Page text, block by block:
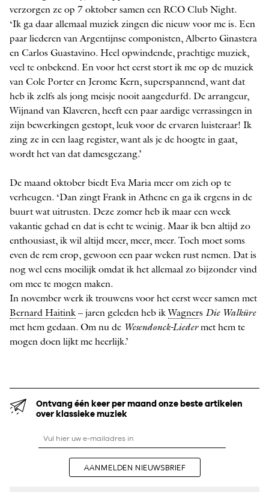
verzorgen ze op 7 oktober samen een RCO Club Night.
‘Ik ga daar allemaal muziek zingen die nieuw voor me is. Een
paar liederen van Argentijnse componisten, Alberto ­Ginastera
en Carlos Guastavino. Heel opwindende, prachtige muziek,
veel te onbekend. En voor het eerst stort ik me op de muziek
van Cole Porter en Jerome Kern, superspannend, want dat
heb ik zelfs als jong meisje nooit aangedurfd. De arrangeur,
Wijnand van Klaveren, heeft een paar aardige verrassingen in
zijn bewerkingen gestopt, leuk voor de ervaren luisteraar! Ik
zing ze in een laag register, want als je de hoogte in gaat,
wordt het van dat dames­gezang.’
De maand oktober biedt Eva Maria meer om zich op te
verheugen. ‘Dan zingt Frank in Athene en ga ik ergens in de
buurt wat uitrusten. Deze zomer heb ik maar een week
vakantie gehad en dat is echt te weinig. Maar ik ben altijd zo
enthousiast, ik wil altijd meer, meer, meer. Toch moet soms
even de rem erop, gewoon een paar weken rust nemen. Dat is
nog wel eens moeilijk omdat ik het allemaal zo bijzonder vind
om mee te mogen maken.
In november werk ik trouwens voor het eerst weer samen met
Bernard Haitink – jaren geleden heb ik Wagners Die Walküre
met hem gedaan. Om nu de Wesendonck-Liedermet hem te
mogen doen lijkt me heerlijk.’
Ontvang één keer per maand onze beste artikelen
over klassieke muziek
AANMELDEN NIEUWSBRIEF